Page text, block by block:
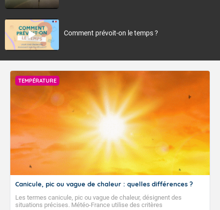
Comment prévoit-on le temps ?
TEMPÉRATURE
Canicule, pic ou vague de chaleur : quelles différences ?
Les termes canicule, pic ou vague de chaleur, désignent des
situations précises. Météo-France utilise des critères